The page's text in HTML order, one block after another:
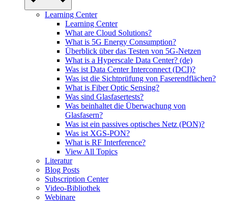
Learning Center
Learning Center
What are Cloud Solutions?
What is 5G Energy Consumption?
Überblick über das Testen von 5G-Netzen
What is a Hyperscale Data Center? (de)
Was ist Data Center Interconnect (DCI)?
Was ist die Sichtprüfung von Faserendflächen?
What is Fiber Optic Sensing?
Was sind Glasfasertests?
Was beinhaltet die Überwachung von
Glasfasern?
Was ist ein passives optisches Netz (PON)?
Was ist XGS-PON?
What is RF Interference?
View All Topics
Literatur
Blog Posts
Subscription Center
Video-Bibliothek
Webinare